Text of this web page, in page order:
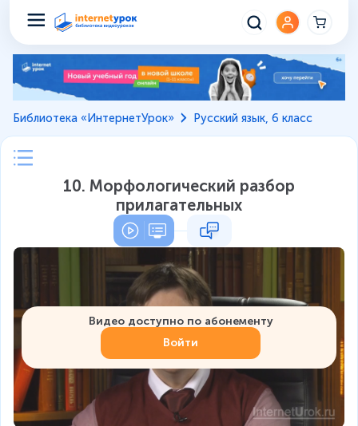
Библиотека «ИнтернетУрок» Русский язык, 6 класс
10. Морфологический разбор
прилагательных
Видео доступно по абонементу
Войти